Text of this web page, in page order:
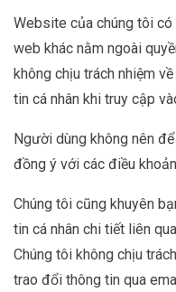
Website của chúng tôi
web khác nằm ngoài
không chịu trách nhiệm
tin cá nhân khi truy cập
Người dùng không nên
đồng ý với các điều
Chúng tôi cũng khuyên
tin cá nhân chi tiết liên
Chúng tôi không chịu
trao đổi thông tin qua